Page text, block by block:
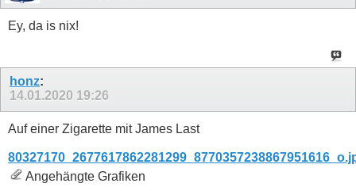
Ey, da is nix!
honz:
14.01.2020 19:26
Auf einer Zigarette mit James Last
Angehängte Grafiken